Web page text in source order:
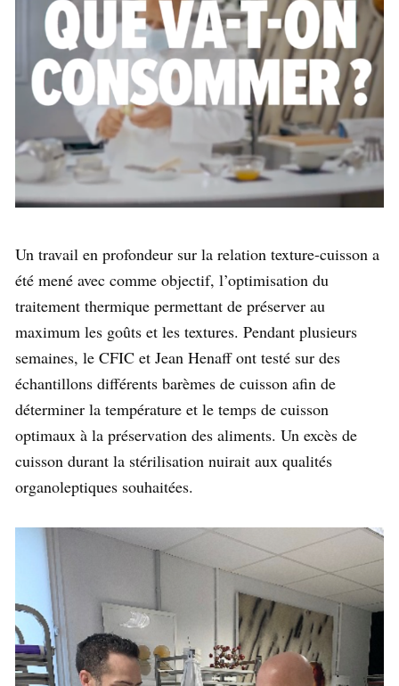
Un travail en profondeur sur la relation texture-cuisson a
été mené avec comme objectif, l’optimisation du
traitement thermique permettant de préserver au
maximum les goûts et les textures. Pendant plusieurs
semaines, le CFIC et Jean Henaff ont testé sur des
échantillons différents barèmes de cuisson afin de
déterminer la température et le temps de cuisson
optimaux à la préservation des aliments. Un excès de
cuisson durant la stérilisation nuirait aux qualités
organoleptiques souhaitées.